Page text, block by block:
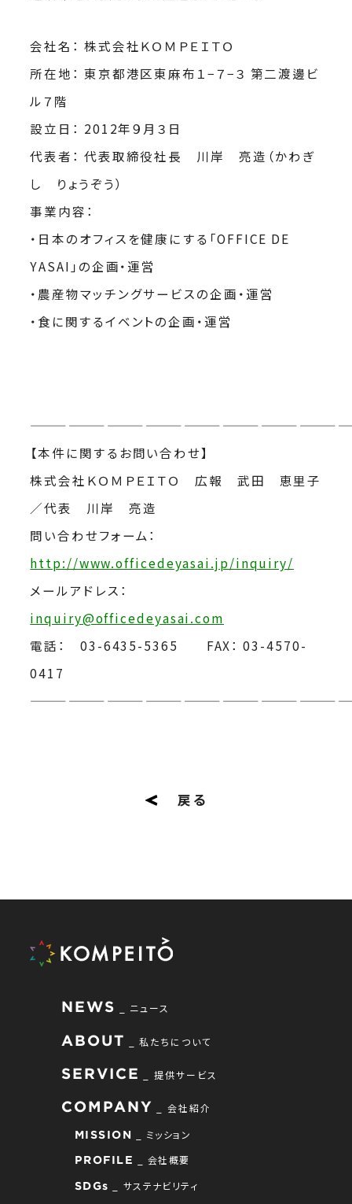
会社名： 株式会社ＫＯＭＰＥＩＴＯ
所在地： 東京都港区東麻布１−７−３ 第二渡邊ビ
ル７階
設立日： 2012年９月３日
代表者： 代表取締役社長 川岸 亮造（かわぎ
し りょうぞう）
事業内容：
・日本のオフィスを健康にする「OFFICE DE
YASAI」の企画・運営
・農産物マッチングサービスの企画・運営
・食に関するイベントの企画・運営
【本件に関するお問い合わせ】
株式会社ＫＯＭＰＥＩＴＯ 広報 武田 恵里子
／代表 川岸 亮造
問い合わせフォーム：
http://www.officedeyasai.jp/inquiry/
メールアドレス：
inquiry@officedeyasai.com
電話： 03-6435-5365 FAX： 03-4570-
0417
戻る
NEWS ニュース
ABOUT 私たちについて
SERVICE 提供サービス
COMPANY 会社紹介
MISSION ミッション
PROFILE 会社概要
SDGs サステナビリティ